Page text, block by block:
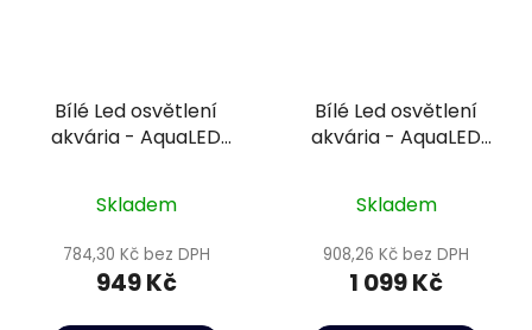
Bílé Led osvětlení
akvária - AquaLED
Skladem
784,30 Kč bez DPH
949 Kč
Bílé Led osvětlení
akvária - AquaLED
Skladem
908,26 Kč bez DPH
1 099 Kč